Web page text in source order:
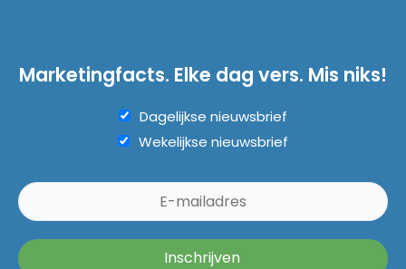
Marketingfacts. Elke dag vers. Mis niks!
Dagelijkse nieuwsbrief
Wekelijkse nieuwsbrief